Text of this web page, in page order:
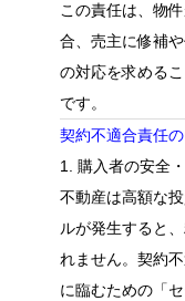
この責任は、物
合、売主に修補
の対応を求める
です。
契約不適合責任
1. 購入者の安全
不動産は高額な
ルが発生すると
れません。契約
に臨むための「